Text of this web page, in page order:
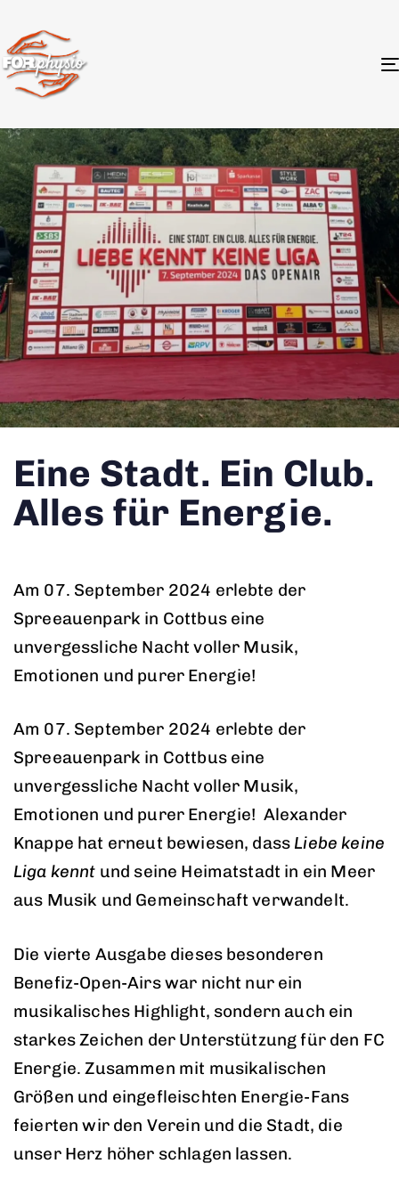
Eine Stadt. Ein Club.
Alles für Energie.
Am 07. September 2024 erlebte der
Spreeauenpark in Cottbus eine
unvergessliche Nacht voller Musik,
Emotionen und purer Energie!
Am 07. September 2024 erlebte der
Spreeauenpark in Cottbus eine
unvergessliche Nacht voller Musik,
Emotionen und purer Energie! Alexander
Knappe hat erneut bewiesen, dass Liebe keine
Liga kennt und seine Heimatstadt in ein Meer
aus Musik und Gemeinschaft verwandelt.
Die vierte Ausgabe dieses besonderen
Benefiz-Open-Airs war nicht nur ein
musikalisches Highlight, sondern auch ein
starkes Zeichen der Unterstützung für den FC
Energie. Zusammen mit musikalischen
Größen und eingefleischten Energie-Fans
feierten wir den Verein und die Stadt, die
unser Herz höher schlagen lassen.